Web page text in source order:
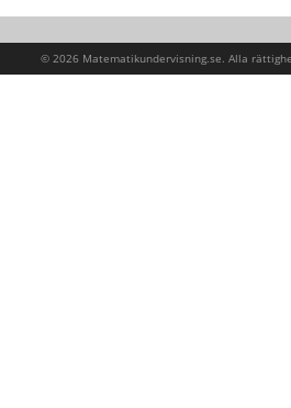
© 2026 Matematikundervisning.se. Alla